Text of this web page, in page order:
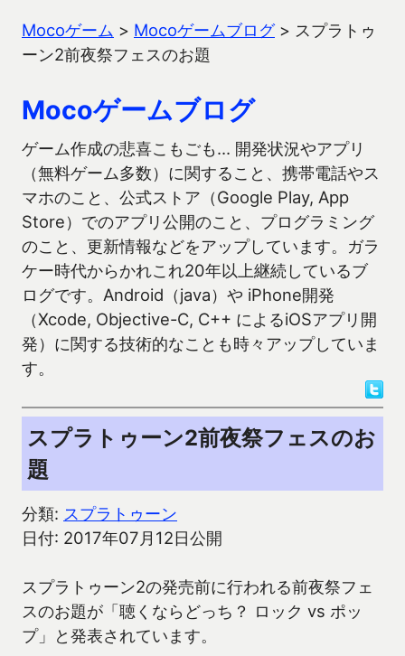
Mocoゲーム > Mocoゲームブログ> スプラトゥ
ーン2前夜祭フェスのお題
Mocoゲームブログ
ゲーム作成の悲喜こもごも… 開発状況やアプリ
（無料ゲーム多数）に関すること、携帯電話やス
マホのこと、公式ストア（Google Play, App
Store）でのアプリ公開のこと、プログラミング
のこと、更新情報などをアップしています。ガラ
ケー時代からかれこれ20年以上継続しているブ
ログです。Android（java）や iPhone開発
（Xcode, Objective-C, C++ によるiOSアプリ開
発）に関する技術的なことも時々アップしていま
す。
スプラトゥーン2前夜祭フェスのお
題
分類: スプラトゥーン
日付: 2017年07月12日公開
スプラトゥーン2の発売前に行われる前夜祭フェ
スのお題が「聴くならどっち？ ロック vs ポッ
プ」と発表されています。